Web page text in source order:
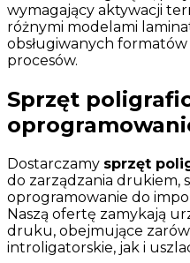
wymagający aktywacji
różnymi modelami
obsługiwanych
procesów.
Sprzęt
Dostarczamy sprzęt
do zarządzania drukiem,
oprogramowanie do
Naszą ofertę zamykają
druku, obejmujące
introligatorskie, jak i